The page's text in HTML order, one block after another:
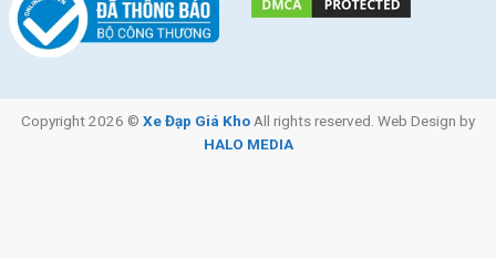
Copyright 2026 © Xe Đạp Giá KhoAll rights reserved. Web Design by
HALO MEDIA